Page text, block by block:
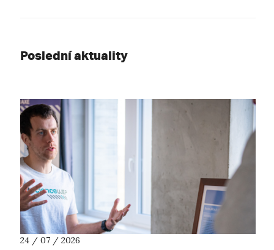
Poslední aktuality
24 / 07 / 2026